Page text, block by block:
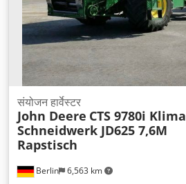
Berlin 6,563 km
संयोजन हार्वेस्टर
John Deere CTS 9780i Klima
Schneidwerk JD625 7,6M
Rapstisch